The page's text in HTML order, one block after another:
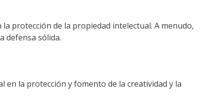
protección de la propiedad intelectual. A menudo,
defensa sólida.
en la protección y fomento de la creatividad y la